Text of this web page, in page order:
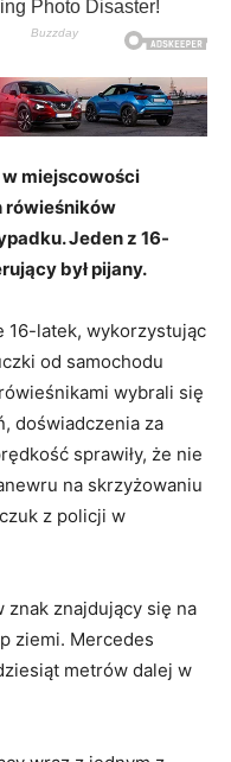
w miejscowości
rówieśników
Jeden z 16-
był pijany.
16-latek, wykorzystując
od samochodu
wybrali się
doświadczenia za
sprawiły, że nie
na skrzyżowaniu
z policji w
znak znajdujący się na
ziemi. Mercedes
metrów dalej w